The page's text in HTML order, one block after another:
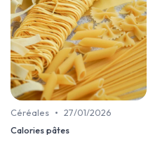
Céréales • 27/01/2026
Calories pâtes